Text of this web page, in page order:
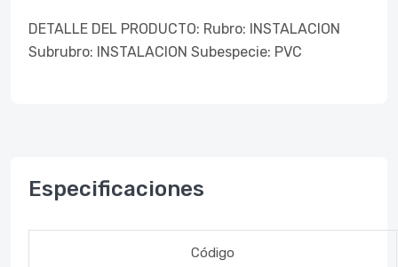
DETALLE DEL PRODUCTO: Rubro: INSTALACION
Subrubro: INSTALACION Subespecie: PVC
Especificaciones
Código